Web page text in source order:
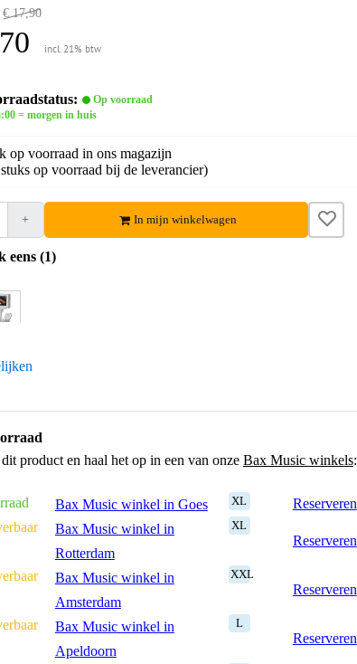
€ 17,90
incl. 21% btw
Op voorraad
= morgen in huis
op voorraad in ons magazijn
op voorraad bij de leverancier)
+ In mijn winkelwagen
eens (1)
product en haal het op in een van onze Bax Music winkels:
Bax Music winkel in Goes XL
Reserveren
Bax Music winkel in
Rotterdam
XL
Reserveren
Bax Music winkel in
Amsterdam
XXL
Reserveren
Bax Music winkel in
Apeldoorn
L
Reserveren